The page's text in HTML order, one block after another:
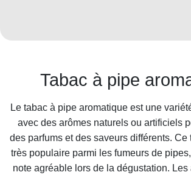
Tabac à pipe
Le tabac à pipe aromatique est une
avec des arômes naturels ou artificiels
des parfums et des saveurs différents. Ce
très populaire parmi les fumeurs de
note agréable lors de la dégustation.